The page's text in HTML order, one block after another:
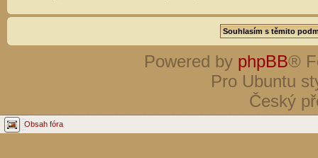
Powered by phpBB®
Pro Ubuntu
Český
Obsah fóra